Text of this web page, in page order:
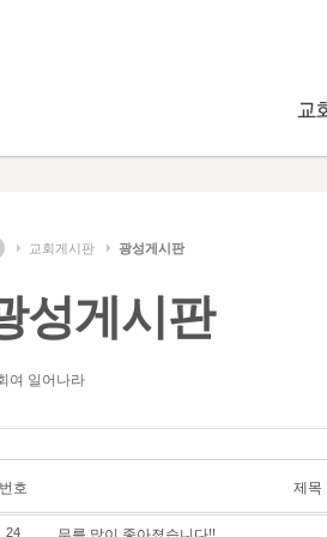
교회게시판 광성게시판
성게시판
여 일어나라
번호 제목
24